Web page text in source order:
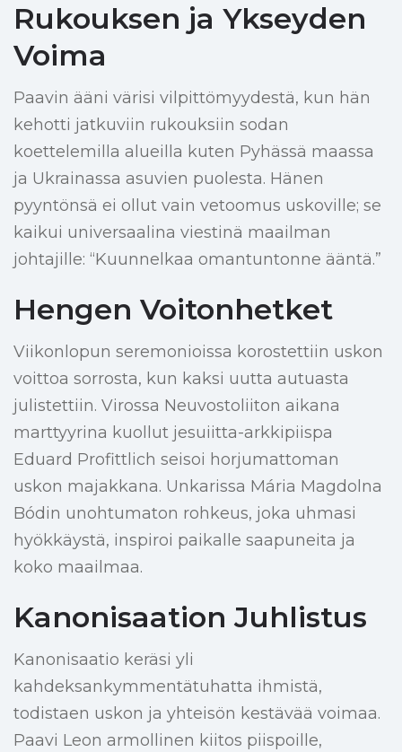
Rukouksen ja Ykseyden
Voima
Paavin ääni värisi vilpittömyydestä, kun hän
kehotti jatkuviin rukouksiin sodan
koettelemilla alueilla kuten Pyhässä maassa
ja Ukrainassa asuvien puolesta. Hänen
pyyntönsä ei ollut vain vetoomus uskoville; se
kaikui universaalina viestinä maailman
johtajille: “Kuunnelkaa omantuntonne ääntä.”
Hengen Voitonhetket
Viikonlopun seremonioissa korostettiin uskon
voittoa sorrosta, kun kaksi uutta autuasta
julistettiin. Virossa Neuvostoliiton aikana
marttyyrina kuollut jesuiitta-arkkipiispa
Eduard Profittlich seisoi horjumattoman
uskon majakkana. Unkarissa Mária Magdolna
Bódin unohtumaton rohkeus, joka uhmasi
hyökkäystä, inspiroi paikalle saapuneita ja
koko maailmaa.
Kanonisaation Juhlistus
Kanonisaatio keräsi yli
kahdeksankymmentätuhatta ihmistä,
todistaen uskon ja yhteisön kestävää voimaa.
Paavi Leon armollinen kiitos piispoille,